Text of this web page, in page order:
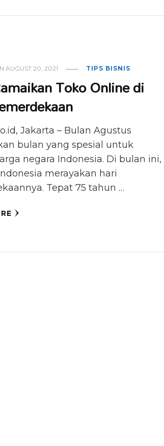
AUGUST 20, 2021 TIPS BISNIS
Toko Online di
Jakarta – Bulan Agustus
bulan yang spesial untuk
negara Indonesia. Di bulan ini,
merayakan hari
Tepat 75 tahun …